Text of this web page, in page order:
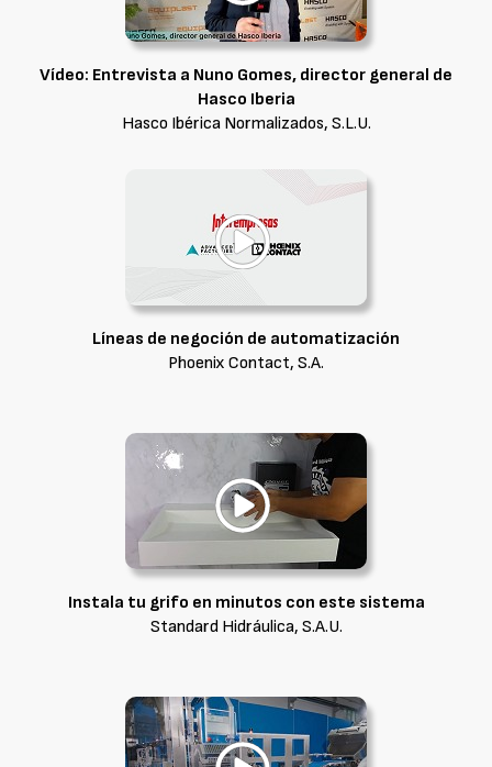
Vídeo: Entrevista a Nuno Gomes, director general de
Hasco Iberia
Hasco Ibérica Normalizados, S.L.U.
Líneas de negoción de automatización
Phoenix Contact, S.A.
Instala tu grifo en minutos con este sistema
Standard Hidráulica, S.A.U.